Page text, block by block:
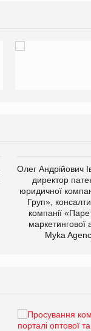
Олег Андрійович
директор
юридичної
Груп»,
компанії
маркетингової
Myka